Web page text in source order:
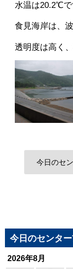
水温は20.2℃で
食見海岸は、
透明度は高く
今日のセ
今日のセンタ
2026年8月